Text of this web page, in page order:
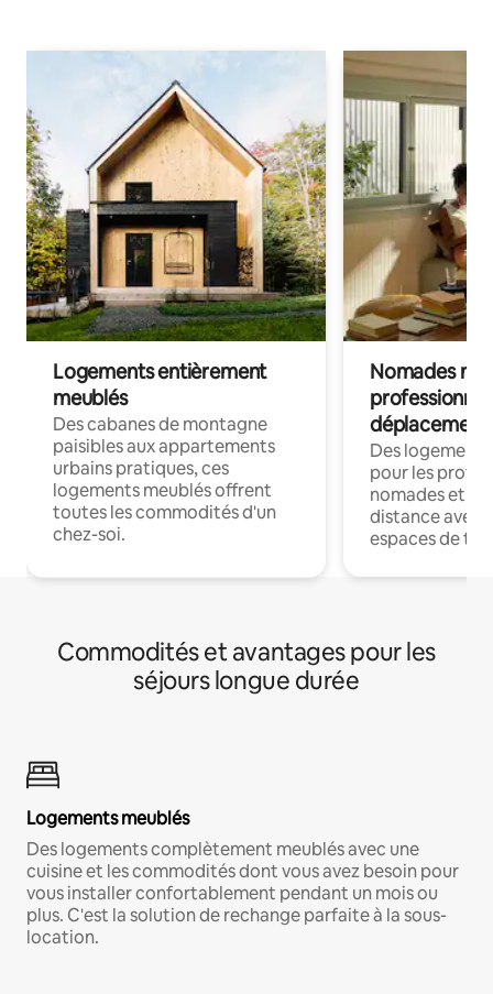
Logements entièrement
meublés
Des cabanes de montagne
paisibles aux appartements
urbains pratiques, ces
logements meublés offrent
toutes les commodités d'un
chez-soi.
Nomades
déplacement
Des
pour les
nomades et
distance avec
espaces de
Commodités et avantages pour les
séjours longue durée
Logements meublés
Des logements complètement meublés avec une
cuisine et les commodités dont vous avez besoin pour
vous installer confortablement pendant un mois ou
plus. C'est la solution de rechange parfaite à la sous-
location.